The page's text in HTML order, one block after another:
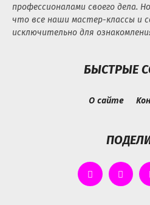
профессионалами своего дела.
что все наши мастер-классы и
исключительно для
БЫСТРЫЕ
О сайте